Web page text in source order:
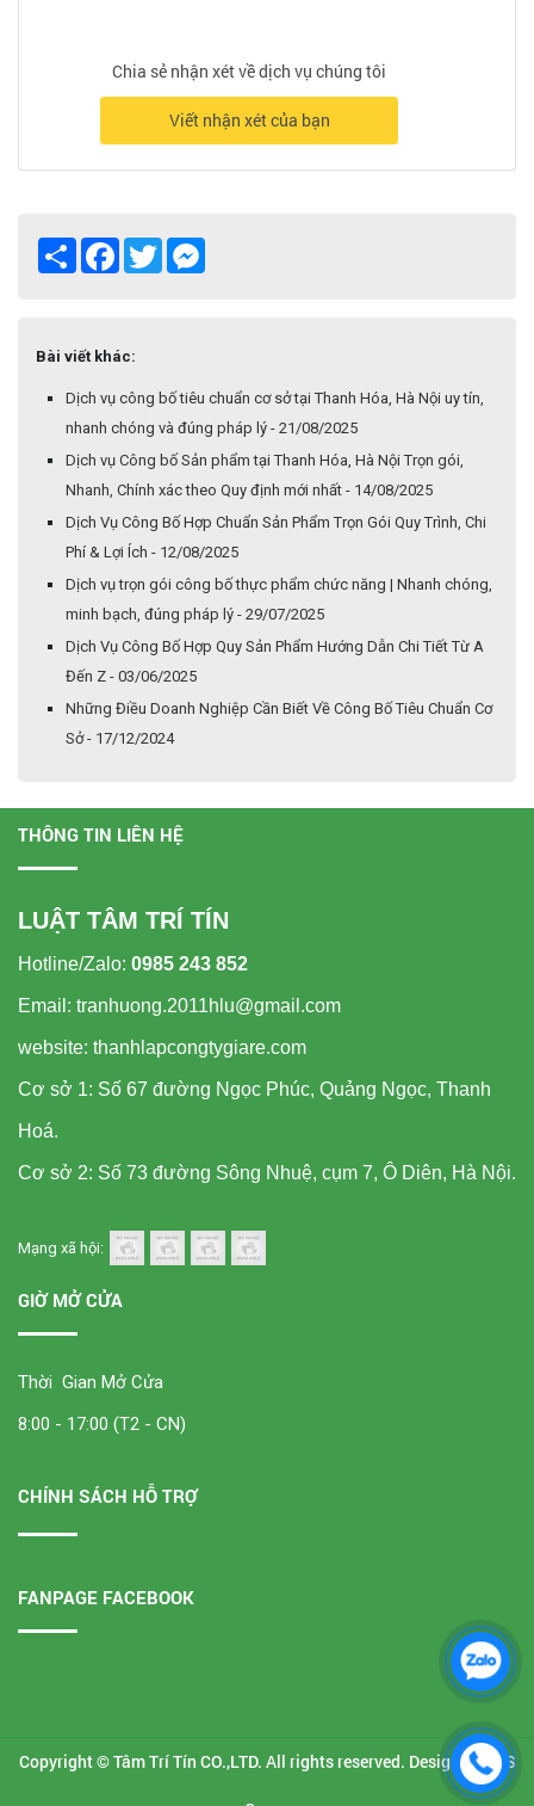
Chia sẻ nhận xét về dịch vụ chúng tôi
Viết nhận xét của bạn
Share Facebook
Twitter
Bài viết khác:
Dịch vụ công bố tiêu chuẩn cơ sở tại Thanh Hóa, Hà Nội uy tín,
nhanh chóng và đúng pháp lý - 21/08/2025
Dịch vụ Công bố Sản phẩm tại Thanh Hóa, Hà Nội Trọn gói,
Nhanh, Chính xác theo Quy định mới nhất - 14/08/2025
Dịch Vụ Công Bố Hợp Chuẩn Sản Phẩm Trọn Gói Quy Trình, Chi
Phí & Lợi Ích - 12/08/2025
Dịch vụ trọn gói công bố thực phẩm chức năng | Nhanh chóng,
minh bạch, đúng pháp lý - 29/07/2025
Dịch Vụ Công Bố Hợp Quy Sản Phẩm Hướng Dẫn Chi Tiết Từ A
Đến Z - 03/06/2025
Những Điều Doanh Nghiệp Cần Biết Về Công Bố Tiêu Chuẩn Cơ
Sở - 17/12/2024
THÔNG TIN LIÊN HỆ
LUẬT TÂM TRÍ TÍN
Hotline/Zalo: 0985 243 852
Email: tranhuong.2011hlu@gmail.com
website: thanhlapcongtygiare.com
Cơ sở 1: Số 67 đường Ngọc Phúc, Quảng Ngọc, Thanh
Hoá.
Cơ sở 2: Số 73 đường Sông Nhuệ, cụm 7, Ô Diên, Hà Nội.
Mạng xã hội:
GIỜ MỞ CỬA
Thời Gian Mở Cửa
8:00 - 17:00 (T2 - CN)
CHÍNH SÁCH HỖ TRỢ
FANPAGE FACEBOOK
Copyright © Tâm Trí Tín CO.,LTD. All rights reserved. Design byVTS